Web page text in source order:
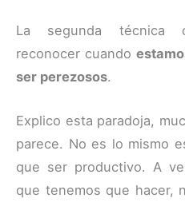
La segunda técnica
reconocer cuando
ser perezosos.
Explico esta paradoja,
parece. No es lo mismo
que ser productivo. A
que tenemos que hacer,